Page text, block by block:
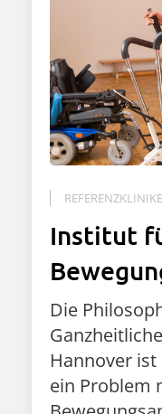
Institut
Die
Hannover ist
ein Problem